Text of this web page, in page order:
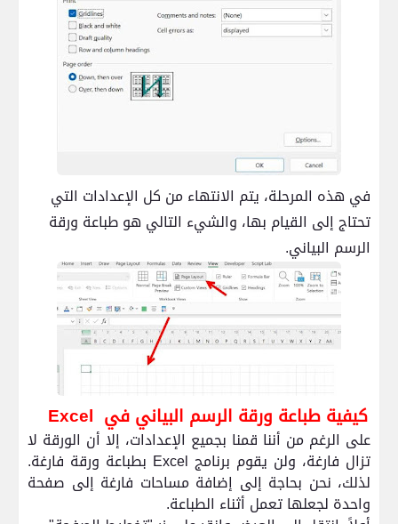
في هذه المرحلة، يتم الانتهاء من كل الإعدادات التي
تحتاج إلى القيام بها، والشيء التالي هو طباعة ورقة
الرسم البياني.
كيفية طباعة ورقة الرسم البياني في Excel
على الرغم من أننا قمنا بجميع الإعدادات، إلا أن الورقة لا
تزال فارغة، ولن يقوم برنامج Excel بطباعة ورقة فارغة.
لذلك، نحن بحاجة إلى إضافة مساحات فارغة إلى صفحة
واحدة لجعلها تعمل أثناء الطباعة.